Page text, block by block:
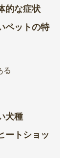
的な症状
ペットの特
る
犬種
ートショッ